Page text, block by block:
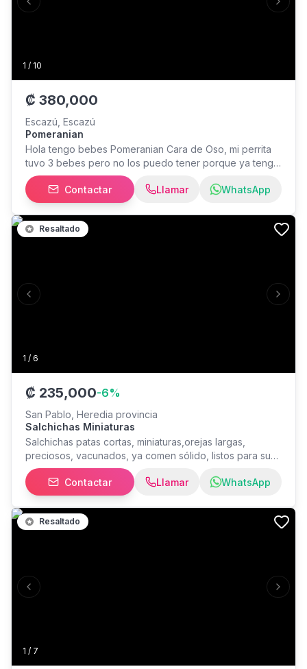
1 / 10
Previous slide Next
₡ 380,000
Escazú, Escazú
Pomeranian
Hola tengo bebes Pomeranian Cara de Oso, mi perrita
tuvo 3 bebes pero no los puedo tener porque ya tengo
mas pomes en mi casa, tienen buen temperamento, muy
cariñosos. Hembras y machos disponibles 1.5 meses de
edad Doble capa de pelaje Vacunas y
desparasitaciones al día Se entregan con carné de
vacunación
Contactar Llamar WhatsApp
1 / 6
Previous slide Next
Resaltado
₡ 235,000-6%
San Pablo, Heredia provincia
Salchichas Miniaturas
Salchichas patas cortas, miniaturas,orejas largas,
preciosos, vacunados, ya comen sólido, listos para su
nuevo hogar.
Contactar
Llamar WhatsApp
1 / 7
Previous slide Next
Resaltado